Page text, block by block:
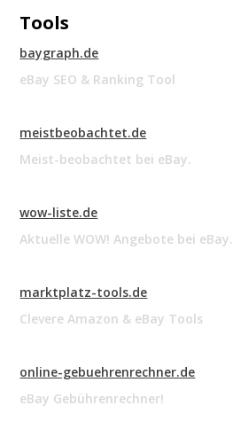
Tools
baygraph.de
eBay SEO & Ranking Tool
meistbeobachtet.de
Meist-beobachtet bei eBay.
wow-liste.de
Aktuelle WOW! Angebote bei eBay.
marktplatz-tools.de
Clevere Amazon & eBay Tools
online-gebuehrenrechner.de
eBay Gebührenrechner!